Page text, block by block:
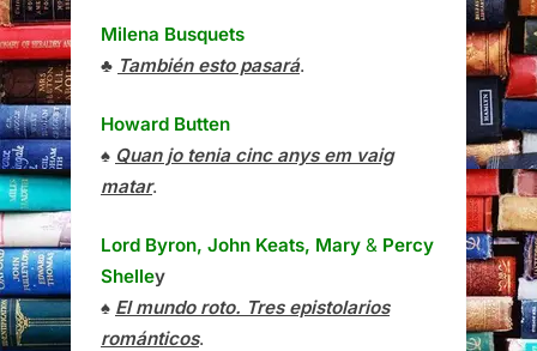
Milena Busquets
♣ También esto pasará.
Howard Butten
♠ Quan jo tenia cinc anys em vaig
matar.
Lord Byron, John Keats, Mary & Percy
Shelley
♠ El mundo roto. Tres epistolarios
románticos.